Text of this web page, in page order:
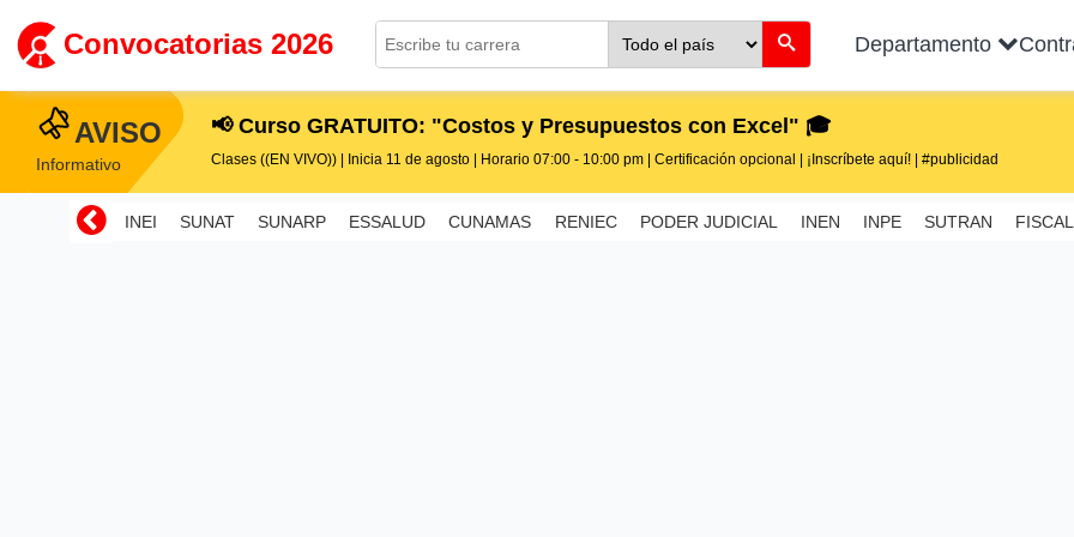
Convocatorias 2026 Departamento
AVISO
Informativo
📢 Curso GRATUITO: "Costos y Presupuestos con Excel" 🎓
Clases ((EN VIVO)) | Inicia 11 de agosto | Horario 07:00 - 10:00 pm | Certificación opcional | ¡Inscríbete aquí! | #publicidad
INEI SUNAT SUNARP ESSALUD CUNAMAS RENIEC PODER JUDICIAL INEN INPE SUTRAN